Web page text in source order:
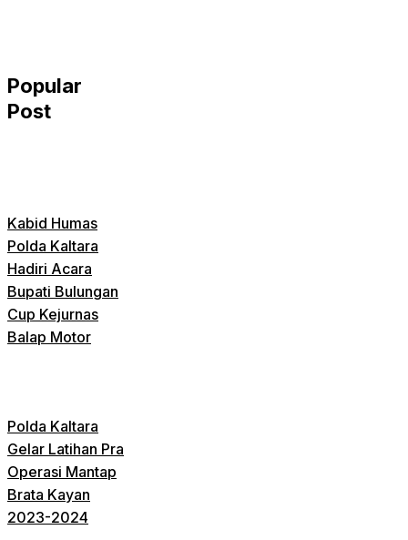
Popular
Post
Kabid Humas
Polda Kaltara
Hadiri Acara
Bupati Bulungan
Cup Kejurnas
Balap Motor
Polda Kaltara
Gelar Latihan Pra
Operasi Mantap
Brata Kayan
2023-2024